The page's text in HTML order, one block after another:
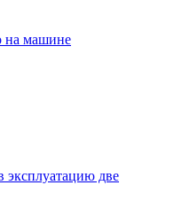
на машине
эксплуатацию две